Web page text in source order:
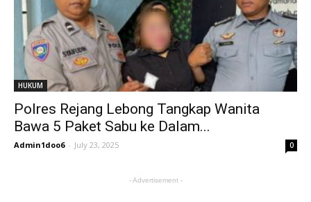
HUKUM
Polres Rejang Lebong Tangkap Wanita
Bawa 5 Paket Sabu ke Dalam...
Admin1doo6 - July 23, 2025 0
- Advertisement -